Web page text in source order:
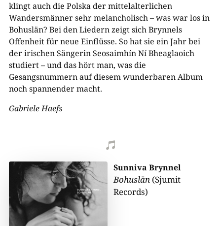
klingt auch die Polska der mittelalterlichen
Wandersmänner sehr melancholisch – was war los in
Bohuslän? Bei den Liedern zeigt sich Brynnels
Offenheit für neue Einflüsse. So hat sie ein Jahr bei
der irischen Sängerin Seosaimhín Ní Bheaglaoich
studiert – und das hört man, was die
Gesangsnummern auf diesem wunderbaren Album
noch spannender macht.
Gabriele Haefs

Sunniva Brynnel
Bohuslän (Sjumit
Records)